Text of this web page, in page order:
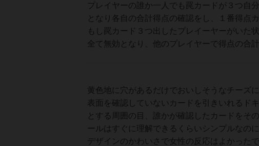
プレイヤーの誰か一人でも罠カードが３つ自
となり各自の合計得点の確認をし、１番得点
もし罠カード３つ出したプレイーヤーがいた
全て無効となり、他のプレイヤーで得点の合
黄色地に穴があるだけでおいしそうなチーズ
表面を確認していないカードを引きいれるド
とする周囲の目、誰かが確認したカードをそ
ールはすぐに理解できるくらいシンプルなの
デザインのかわいさで女性の反応はよかった